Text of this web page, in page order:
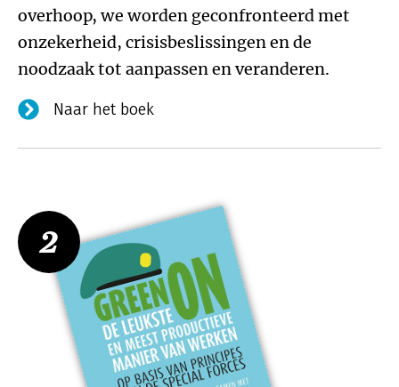
overhoop, we worden geconfronteerd met
onzekerheid, crisisbeslissingen en de
noodzaak tot aanpassen en veranderen.
Naar het boek
2